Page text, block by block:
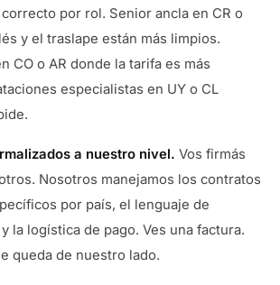
por rol. Senior ancla en CR o
y el traslape están más limpios.
CO o AR donde la tarifa es más
especialistas en UY o CL
a nuestro nivel. Vos firmás
Nosotros manejamos los contratos
por país, el lenguaje de
la logística de pago. Ves una factura.
queda de nuestro lado.